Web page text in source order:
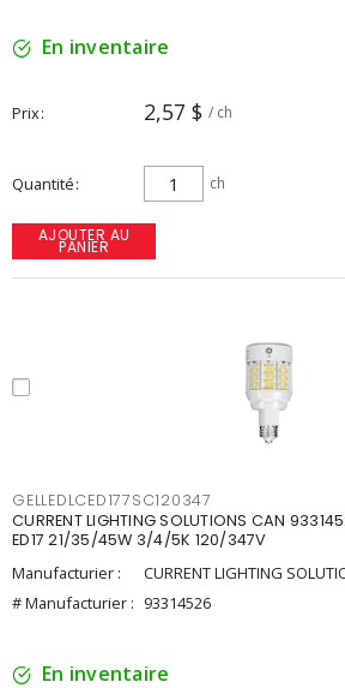
En inventaire
Prix 2,57 $ / ch
Quantité ch
AJOUTER AU
PANIER
GELLEDLCED177SC120347
CURRENT LIGHTING SOLUTIONS CAN
ED17 21/35/45W 3/4/5K 120/347V
Manufacturier :
CURRENT LIGHTING
# Manufacturier : 93314526
En inventaire